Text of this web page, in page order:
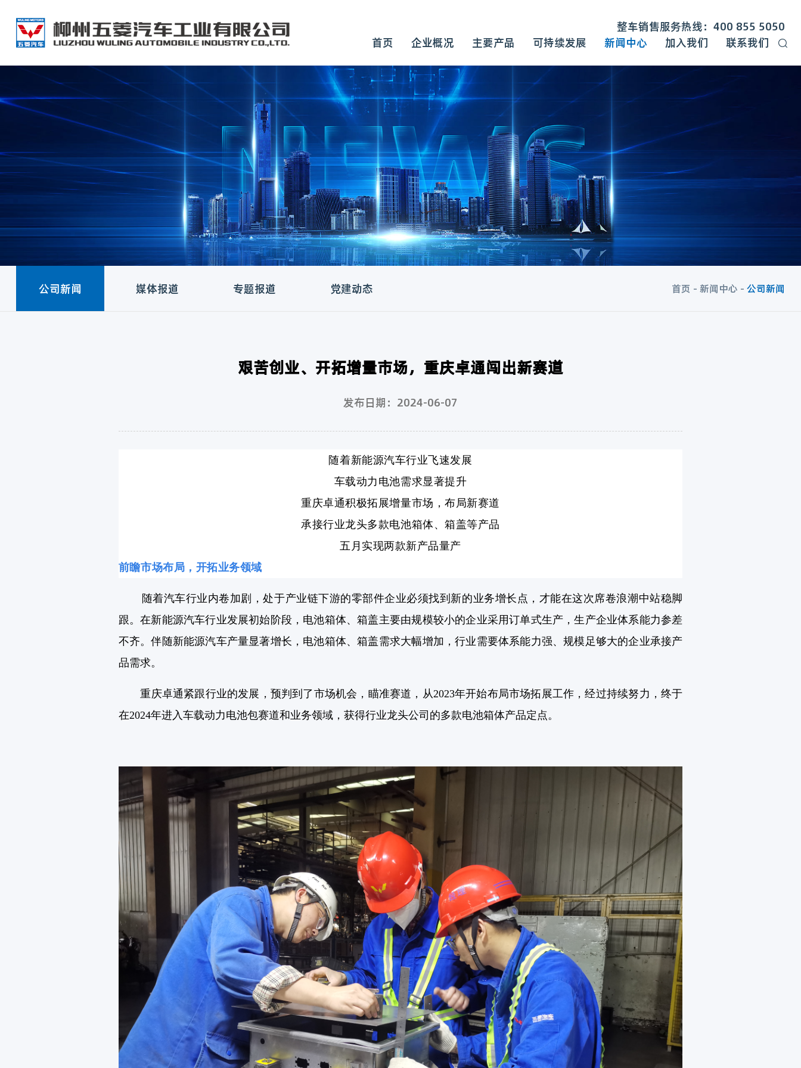
整车销售服务热线：400 855 5050
首页
企业概况 主要产品 可持续发展 新闻中心 加入我们 联系我们
首页 -新闻中心 -公司新闻
公司新闻 媒体报道 专题报道 党建动态
艰苦创业、开拓增量市场，重庆卓通闯出新赛道
发布日期：2024-06-07
随着新能源汽车行业飞速发展
车载动力电池需求显著提升
重庆卓通积极拓展增量市场，布局新赛道
承接行业龙头多款电池箱体、箱盖等产品
五月实现两款新产品量产
前瞻市场布局，开拓业务领域
随着汽车行业内卷加剧，处于产业链下游的零部件企业必须找到新的业务增长点，才能在这次席卷浪潮中站稳脚
跟。在新能源汽车行业发展初始阶段，电池箱体、箱盖主要由规模较小的企业采用订单式生产，生产企业体系能力参差
不齐。伴随新能源汽车产量显著增长，电池箱体、箱盖需求大幅增加，行业需要体系能力强、规模足够大的企业承接产
品需求。
重庆卓通紧跟行业的发展，预判到了市场机会，瞄准赛道，从2023年开始布局市场拓展工作，经过持续努力，终于
在2024年进入车载动力电池包赛道和业务领域，获得行业龙头公司的多款电池箱体产品定点。